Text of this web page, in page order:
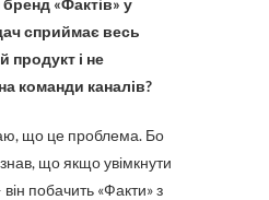
«Фактів» у
сприймає весь
продукт і не
команди каналів?
що це проблема. Бо
що якщо увімкнути
побачить «Факти» з